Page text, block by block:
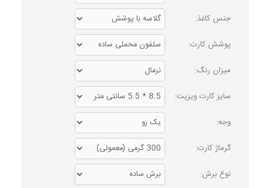
جنس کاغذ:
پوشش کارت:
میزان رنگ:
سایز کارت ویزیت:
وجه:
گرماژ کارت:
نوع برش: